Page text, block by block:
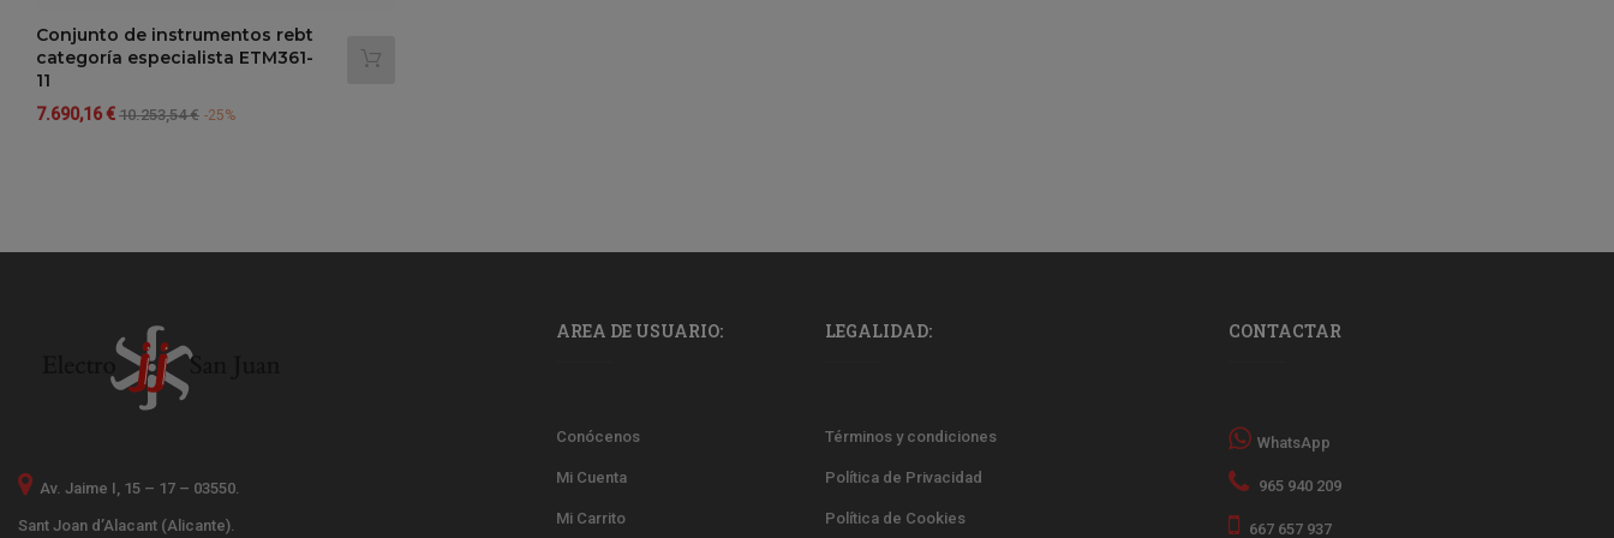
Conjunto de instrumentos rebt
categoría especialista ETM361-
11
Precio
7.690,16 €Precio
10.253,54 € -25%
Av. Jaime I, 15 – 17 – 03550.
Sant Joan d’Alacant (Alicante).
AREA DE USUARIO:
Conócenos
Mi Cuenta
Mi Carrito
LEGALIDAD:
Términos y condiciones
Política de Privacidad
Política de Cookies
CONTACTAR
WhatsApp
965 940 209
667 657 937